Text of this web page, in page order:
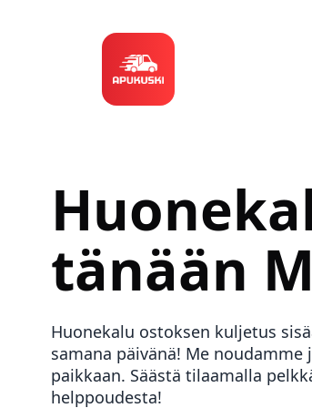
tänään
Huonekalu ostoksen kuljetus
samana päivänä! Me
paikkaan. Säästä tilaamalla
helppoudesta!